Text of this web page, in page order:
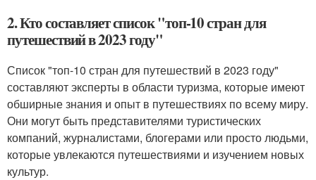
2. Кто составляет список "топ-10 стран для
путешествий в 2023 году"
Список "топ-10 стран для путешествий в 2023 году"
составляют эксперты в области туризма, которые имеют
обширные знания и опыт в путешествиях по всему миру.
Они могут быть представителями туристических
компаний, журналистами, блогерами или просто людьми,
которые увлекаются путешествиями и изучением новых
культур.